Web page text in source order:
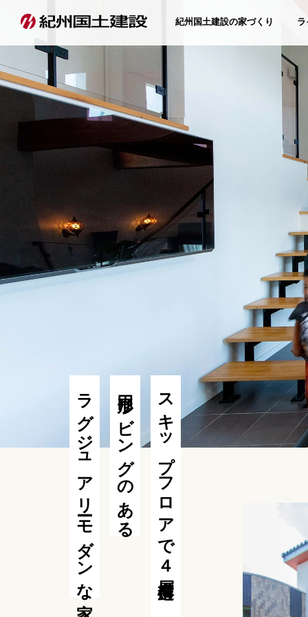
紀州国土建設の家づくり
スキップフロアで４層構造に。
円形リビングのある
ラグジュアリーモダンな家